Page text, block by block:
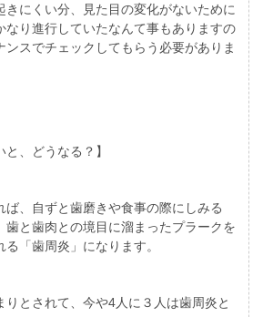
きにくい分、見た目の変化がないために
なり進行していたなんて事もありますの
ンスでチェックしてもらう必要がありま
と、どうなる？】
ば、自ずと歯磨きや食事の際にしみる
と歯肉との境目に溜まったプラークを
「歯周炎」になります。
りとされて、今や4人に３人は歯周炎と